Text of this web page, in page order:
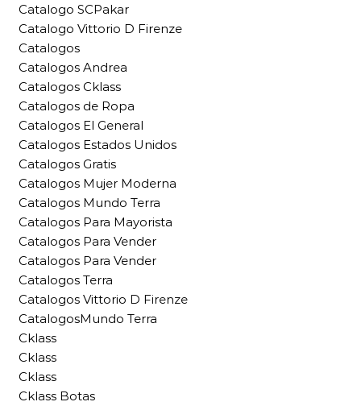
Catalogo SCPakar
Catalogo Vittorio D Firenze
Catalogos
Catalogos Andrea
Catalogos Cklass
Catalogos de Ropa
Catalogos El General
Catalogos Estados Unidos
Catalogos Gratis
Catalogos Mujer Moderna
Catalogos Mundo Terra
Catalogos Para Mayorista
Catalogos Para Vender
Catalogos Para Vender
Catalogos Terra
Catalogos Vittorio D Firenze
CatalogosMundo Terra
Cklass
Cklass
Cklass
Cklass Botas